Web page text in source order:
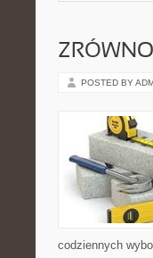
POSTED BY
codziennych